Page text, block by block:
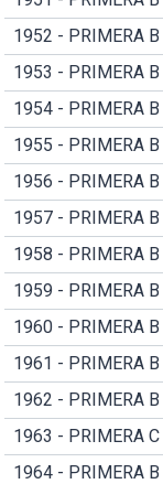
1952 - PRIMERA B
1953 - PRIMERA B
1954 - PRIMERA B
1955 - PRIMERA B
1956 - PRIMERA B
1957 - PRIMERA B
1958 - PRIMERA B
1959 - PRIMERA B
1960 - PRIMERA B
1961 - PRIMERA B
1962 - PRIMERA B
1963 - PRIMERA C
1964 - PRIMERA B